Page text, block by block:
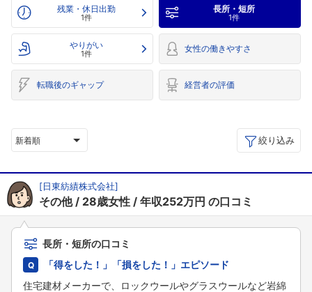
残業・休日出勤
1件
長所・短所
1件
やりがい
1件 女性の働きやすさ
転職後のギャップ 経営者の評価
新着順 絞り込み
[日東紡績株式会社]
その他 28歳女性 年収252万円 の口コミ
長所・短所の口コミ
「得をした！」「損をした！」エピソード
住宅建材メーカーで、ロックウールやグラスウールなど岩綿